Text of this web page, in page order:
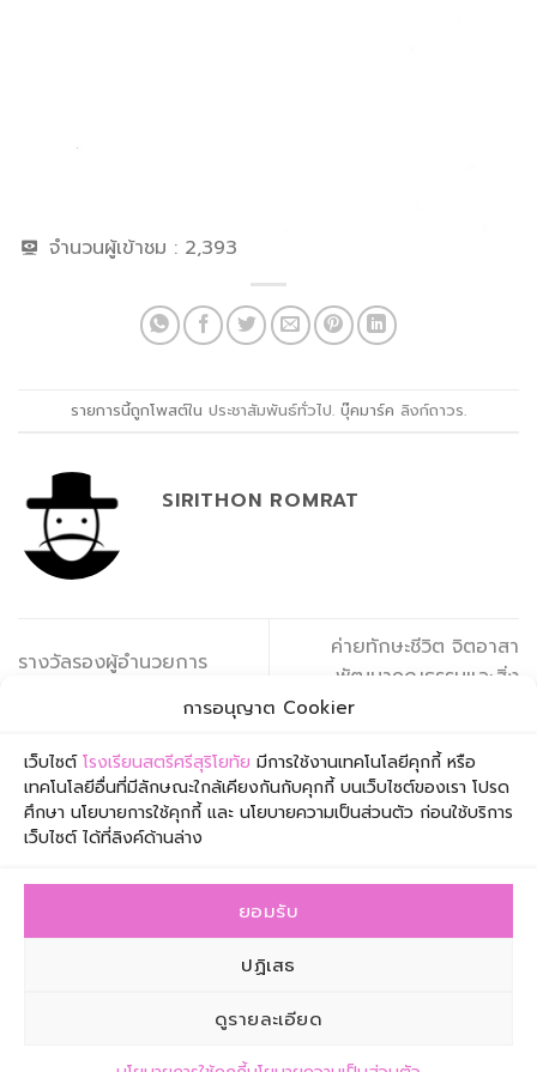
การอนุญาต Cookier
เว็บไซต์โรงเรียนสตรีศรีสุริโยทัย มีการใช้งานเทคโนโลยีคุกกี้ หรือ
เทคโนโลยีอื่นที่มีลักษณะใกล้เคียงกันกับคุกกี้ บนเว็บไซต์ของเรา โปรด
ศึกษา นโยบายการใช้คุกกี้ และ นโยบายความเป็นส่วนตัว ก่อนใช้บริการ
เว็บไซต์ ได้ที่ลิงค์ด้านล่าง
ยอมรับ
ปฏิเสธ
ดูรายละเอียด
จำนวนผู้เข้าชม : 2,393
รายการนี้ถูกโพสต์ใน ประชาสัมพันธ์ทั่วไป. บุ๊คมาร์ค ลิงก์ถาวร.
SIRITHON ROMRAT
รางวัลรองผู้อำนวยการ
หน้าที่ดีเด่นประจำปี 2564
ค่ายทักษะชีวิต จิตอาสา
พัฒนาคุณธรรมและสิ่ง
แวดล้อม ระดับชั้นมัธยมศึกษาปี
โรงเรียนสตรีศรีสุริโยทัย เลขที่ 1 ซอยเจริญกรุง 57 ถนน
เจริญกรุง เขตสาทร กรุงเทพมหานคร 10120
info@suriyothai.ac.th